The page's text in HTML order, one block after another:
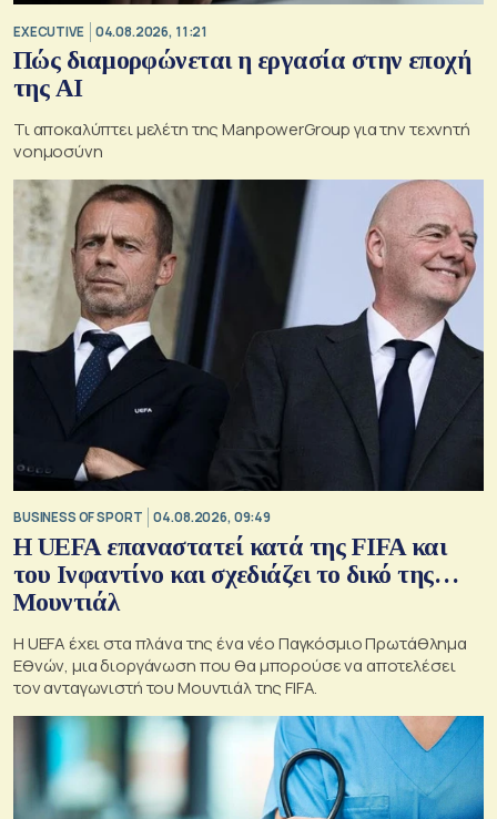
EXECUTIVE 04.08.2026, 11:21
Πώς διαμορφώνεται η εργασία στην εποχή
της AI
Τι αποκαλύπτει μελέτη της ManpowerGroup για την τεχνητή
νοημοσύνη
BUSINESS OF SPORT 04.08.2026, 09:49
Η UEFA επαναστατεί κατά της FIFA και
του Ινφαντίνο και σχεδιάζει το δικό της…
Μουντιάλ
Η UEFA έχει στα πλάνα της ένα νέο Παγκόσμιο Πρωτάθλημα
Εθνών, μια διοργάνωση που θα μπορούσε να αποτελέσει
τον ανταγωνιστή του Μουντιάλ της FIFA.